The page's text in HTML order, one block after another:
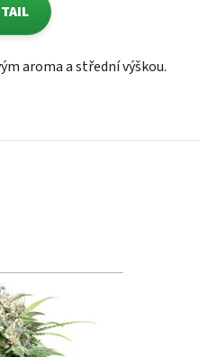
aroma a střední výškou.